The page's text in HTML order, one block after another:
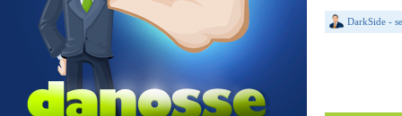
DarkSide -